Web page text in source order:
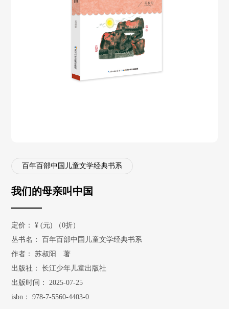
百年百部中国儿童文学经典书系
我们的母亲叫中国
定价： ¥(元) （0折）
丛书名：
百年百部中国儿童文学经典书系
作者：
苏叔阳 著
出版社：
长江少年儿童出版社
出版时间：
2025-07-25
isbn：
978-7-5560-4403-0